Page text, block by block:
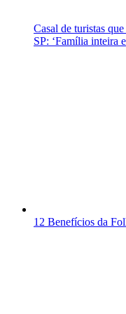
Casal de turistas
SP: ‘Família inteira
12 Benefícios da